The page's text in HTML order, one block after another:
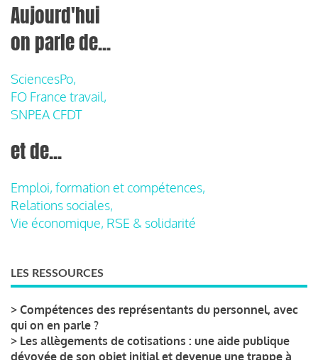
Aujourd'hui
on parle de...
SciencesPo,
FO France travail,
SNPEA CFDT
et de...
Emploi, formation et compétences,
Relations sociales,
Vie économique, RSE & solidarité
LES RESSOURCES
> Compétences des représentants du personnel, avec
qui on en parle ?
> Les allègements de cotisations : une aide publique
dévoyée de son objet initial et devenue une trappe à